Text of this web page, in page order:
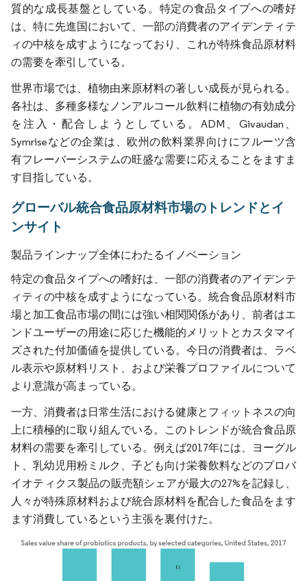
質的な成長基盤としている。特定の食品タイプへの嗜好
は、特に先進国において、一部の消費者のアイデンティテ
ィの中核を成すようになっており、これが特殊食品原材料
の需要を牽引している。
世界市場では、植物由来原材料の著しい成長が見られる。
各社は、多種多様なノンアルコール飲料に植物の有効成分
を注入・配合しようとしている。ADM、Givaudan、
Symriseなどの企業は、欧州の飲料業界向けにフルーツ含
有フレーバーシステムの旺盛な需要に応えることをますま
す目指している。
グローバル統合食品原材料市場のトレンドとイ
ンサイト
製品ラインナップ全体にわたるイノベーション
特定の食品タイプへの嗜好は、一部の消費者のアイデンテ
ィティの中核を成すようになっている。統合食品原材料市
場と加工食品市場の間には強い相関関係があり、前者はエ
ンドユーザーの用途に応じた機能的メリットとカスタマイ
ズされた付加価値を提供している。今日の消費者は、ラベ
ル表示や原材料リスト、および栄養プロファイルについて
より意識が高まっている。
一方、消費者は日常生活における健康とフィットネスの向
上に積極的に取り組んでいる。このトレンドが統合食品原
材料の需要を牽引している。例えば2017年には、ヨーグル
ト、乳幼児用粉ミルク、子ども向け栄養飲料などのプロバ
イオティクス製品の販売額シェアが最大の27%を記録し、
人々が特殊原材料および統合原材料を配合した食品をます
ます消費しているという主張を裏付けた。